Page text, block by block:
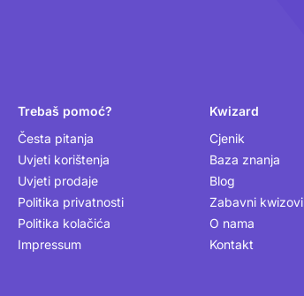
Trebaš pomoć?
Česta pitanja
Uvjeti korištenja
Uvjeti prodaje
Politika privatnosti
Politika kolačića
Impressum
Kwizard
Cjenik
Baza znanja
Blog
Zabavni kwizovi
O nama
Kontakt